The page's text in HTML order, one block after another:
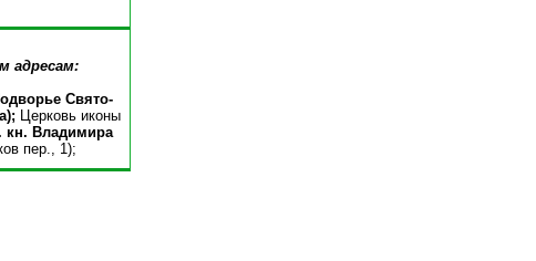
адресам:
Свято-
Церковь иконы
кн. Владимира
пер., 1);